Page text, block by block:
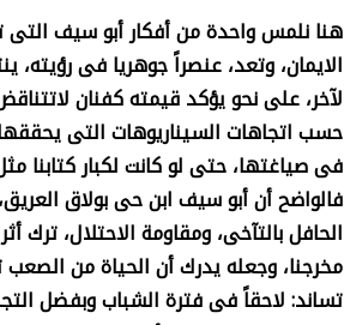
هنا نلمس واحدة من أفكار أبو سيف
الايمان، وتعد، عنصراً جوهريا فى رؤيته،
لآخر، على نحو يؤكد قيمته كفنان
حسب اتجاهات السيناريوهات التى
فى صياغتها، حتى لو كانت لكبار كتابنا
فالواضح أن أبو سيف ابن حى بولاق
الحافل بالتآخى، ومقاومة الاحتلال، ترك
مخرجنا، وجعله يدرك أن الحياة من
تساند: لاحقاً فى فترة الشباب وبفضل